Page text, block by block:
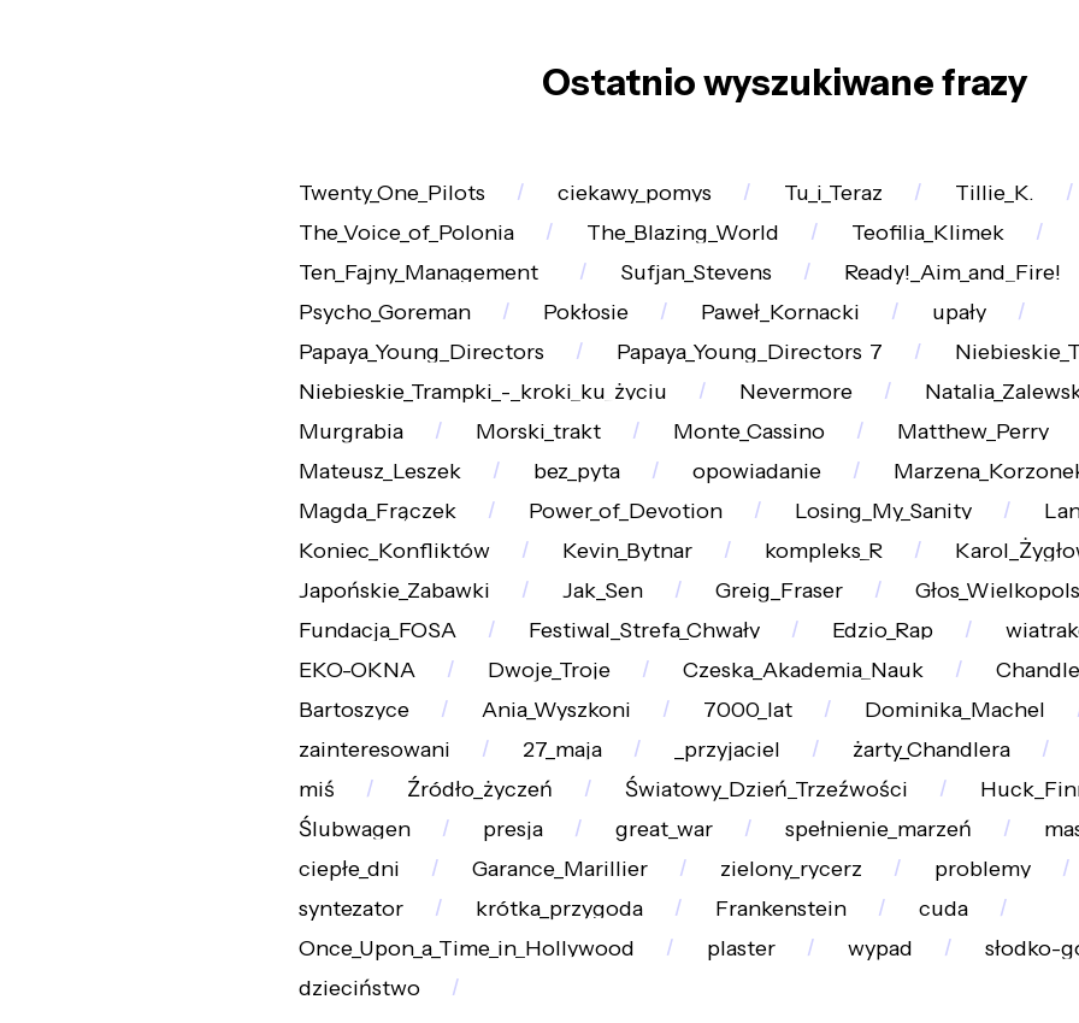
Ostatnio wyszukiwane frazy
Twenty_One_Pilots ciekawy_pomys Tu_i_Teraz
Tillie_K.
The_Voice_of_Polonia
The_Blazing_World
Teofilia_Klimek
Ten_Fajny_Management_
Sufjan_Stevens
Ready!_Aim_and_Fire!
Psycho_Goreman
Pokłosie Paweł_Kornacki
upały
Papaya_Young_Directors
Papaya_Young_Directors_7
Niebieskie_Trampki_-_kroki_ku_życiu
Nevermore
Murgrabia
Morski_trakt Monte_Cassino
Matthew_Perry
Mateusz_Leszek
bez_pyta opowiadanie
Magda_Frączek
Power_of_Devotion Losing_My_Sanity
Koniec_Konfliktów
Kevin_Bytnar kompleks_R
Japońskie_Zabawki
Jak_Sen Greig_Fraser
Fundacja_FOSA
Festiwal_Strefa_Chwały Edzio_Rap
EKO-OKNA
Dwoje_Troje Czeska_Akademia_Nauk
Bartoszyce
Ania_Wyszkoni 7000_lat
Dominika_Machel
zainteresowani
27_maja _przyjaciel żarty_Chandlera
miś
Źródło_życzeń Światowy_Dzień_Trzeźwości
Ślubwagen
presja great_war spełnienie_marzeń
ciepłe_dni
Garance_Marillier zielony_rycerz problemy
syntezator
krótka_przygoda Frankenstein
cuda
Once_Upon_a_Time_in_Hollywood
plaster wypad
słodko-
dzieciństwo